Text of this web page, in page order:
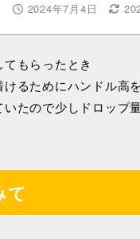
2024年7月4日
もらったとき
るためにハンドル高
たので少しドロップ
て